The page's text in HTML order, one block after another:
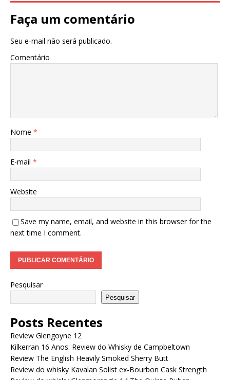
Faça um comentário
Seu e-mail não será publicado.
Comentário
Nome *
E-mail *
Website
Save my name, email, and website in this browser for the
next time I comment.
Pesquisar
Pesquisar
Posts Recentes
Review Glengoyne 12
Kilkerran 16 Anos: Review do Whisky de Campbeltown
Review The English Heavily Smoked Sherry Butt
Review do whisky Kavalan Solist ex-Bourbon Cask Strength